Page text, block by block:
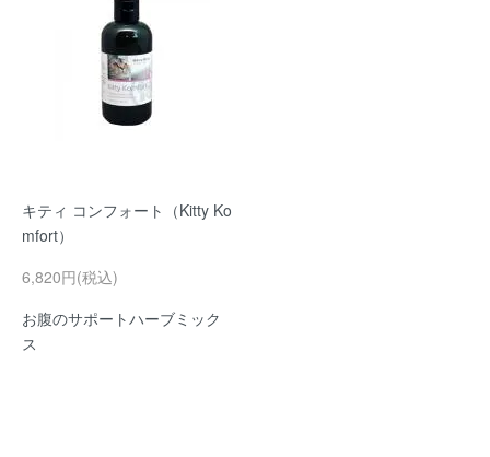
キティ コンフォート（Kitty Ko
mfort）
6,820円(税込)
お腹のサポートハーブミック
ス